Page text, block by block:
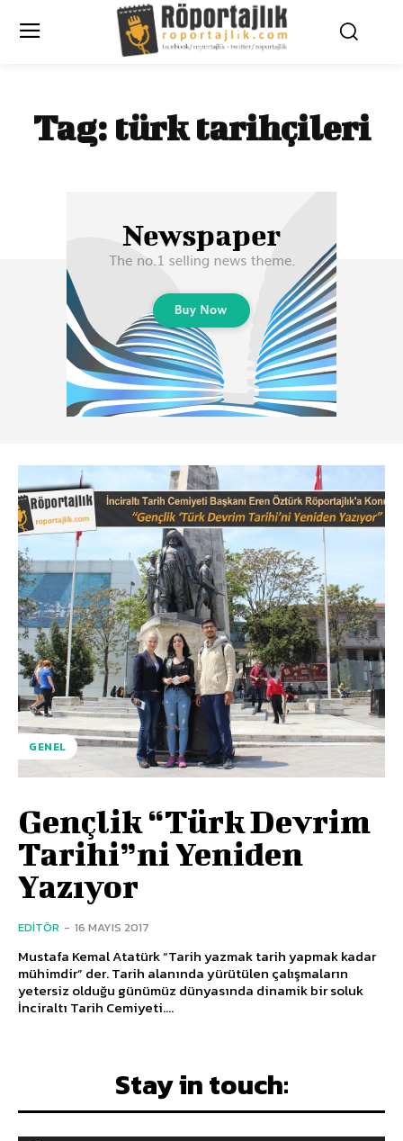
Tag: türk tarihçileri
GENEL
Gençlik “Türk Devrim
Tarihi”ni Yeniden
Yazıyor
EDITÖR - 16 MAYIS 2017
Mustafa Kemal Atatürk “Tarih yazmak tarih yapmak kadar
mühimdir” der. Tarih alanında yürütülen çalışmaların
yetersiz olduğu günümüz dünyasında dinamik bir soluk
İnciraltı Tarih Cemiyeti....
Stay in touch: